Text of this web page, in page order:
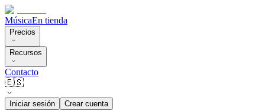
MúsicaEn tienda
Precios
Recursos
Contacto
🇪🇸
Iniciar sesión Crear cuenta